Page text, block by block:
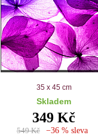
35 x 45 cm
Skladem
349 Kč
549 Kč −36 % sleva